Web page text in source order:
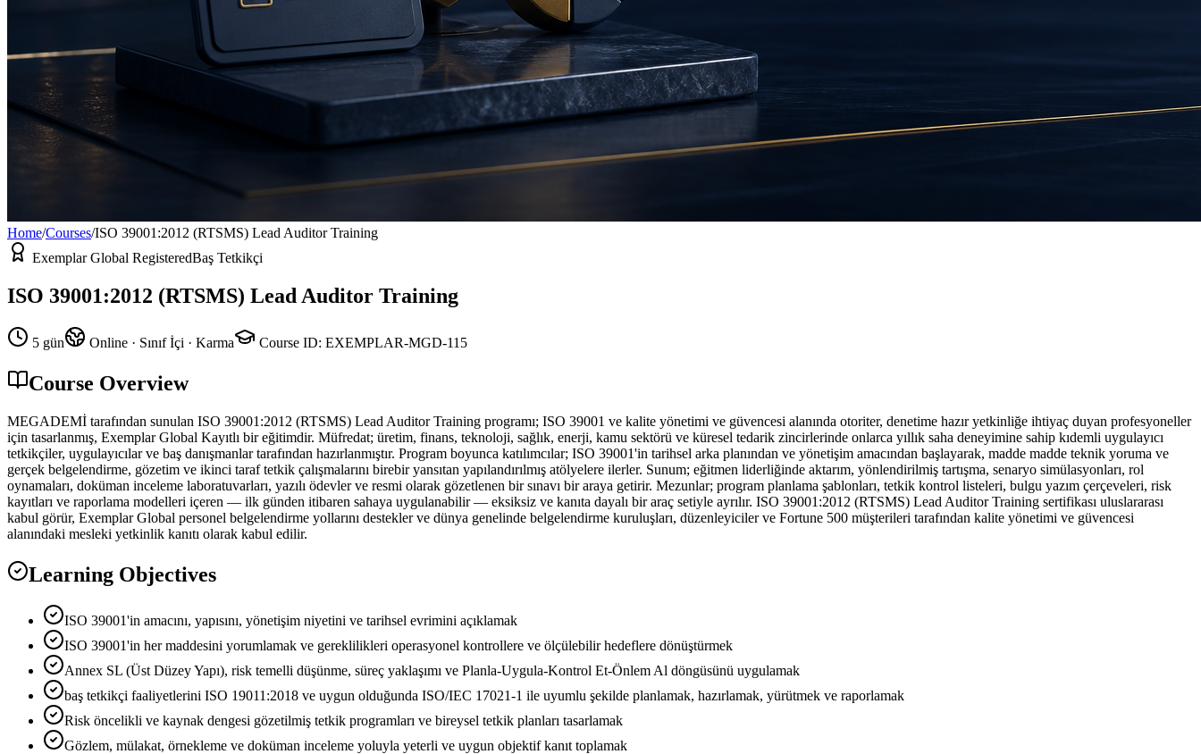
Home/Courses/ISO 39001:2012 (RTSMS) Lead Auditor Training
Exemplar Global RegisteredBaş Tetkikçi
ISO 39001:2012 (RTSMS) Lead Auditor Training
5 gün Online · Sınıf İçi · Karma Course ID: EXEMPLAR-MGD-115
Course Overview
MEGADEMİ tarafından sunulan ISO 39001:2012 (RTSMS) Lead Auditor Training programı; ISO 39001 ve kalite yönetimi ve güvencesi alanında otoriter, denetime hazır yetkinliğe ihtiyaç duyan profesyoneller
için tasarlanmış, Exemplar Global Kayıtlı bir eğitimdir. Müfredat; üretim, finans, teknoloji, sağlık, enerji, kamu sektörü ve küresel tedarik zincirlerinde onlarca yıllık saha deneyimine sahip kıdemli uygulayıcı
tetkikçiler, uygulayıcılar ve baş danışmanlar tarafından hazırlanmıştır. Program boyunca katılımcılar; ISO 39001'in tarihsel arka planından ve yönetişim amacından başlayarak, madde madde teknik yoruma ve
gerçek belgelendirme, gözetim ve ikinci taraf tetkik çalışmalarını birebir yansıtan yapılandırılmış atölyelere ilerler. Sunum; eğitmen liderliğinde aktarım, yönlendirilmiş tartışma, senaryo simülasyonları, rol
oynamaları, doküman inceleme laboratuvarları, yazılı ödevler ve resmi olarak gözetlenen bir sınavı bir araya getirir. Mezunlar; program planlama şablonları, tetkik kontrol listeleri, bulgu yazım çerçeveleri, risk
kayıtları ve raporlama modelleri içeren — ilk günden itibaren sahaya uygulanabilir — eksiksiz ve kanıta dayalı bir araç setiyle ayrılır. ISO 39001:2012 (RTSMS) Lead Auditor Training sertifikası uluslararası
kabul görür, Exemplar Global personel belgelendirme yollarını destekler ve dünya genelinde belgelendirme kuruluşları, düzenleyiciler ve Fortune 500 müşterileri tarafından kalite yönetimi ve güvencesi
alanındaki mesleki yetkinlik kanıtı olarak kabul edilir.
Learning Objectives
ISO 39001'in amacını, yapısını, yönetişim niyetini ve tarihsel evrimini açıklamak
ISO 39001'in her maddesini yorumlamak ve gereklilikleri operasyonel kontrollere ve ölçülebilir hedeflere dönüştürmek
Annex SL (Üst Düzey Yapı), risk temelli düşünme, süreç yaklaşımı ve Planla-Uygula-Kontrol Et-Önlem Al döngüsünü uygulamak
baş tetkikçi faaliyetlerini ISO 19011:2018 ve uygun olduğunda ISO/IEC 17021-1 ile uyumlu şekilde planlamak, hazırlamak, yürütmek ve raporlamak
Risk öncelikli ve kaynak dengesi gözetilmiş tetkik programları ve bireysel tetkik planları tasarlamak
Gözlem, mülakat, örnekleme ve doküman inceleme yoluyla yeterli ve uygun objektif kanıt toplamak